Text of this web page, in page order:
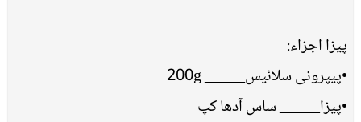
پیزا اجزاء:
•پیپرونی سلائیس_____ 200g
•پیزا_____ ساس آدھا کپ